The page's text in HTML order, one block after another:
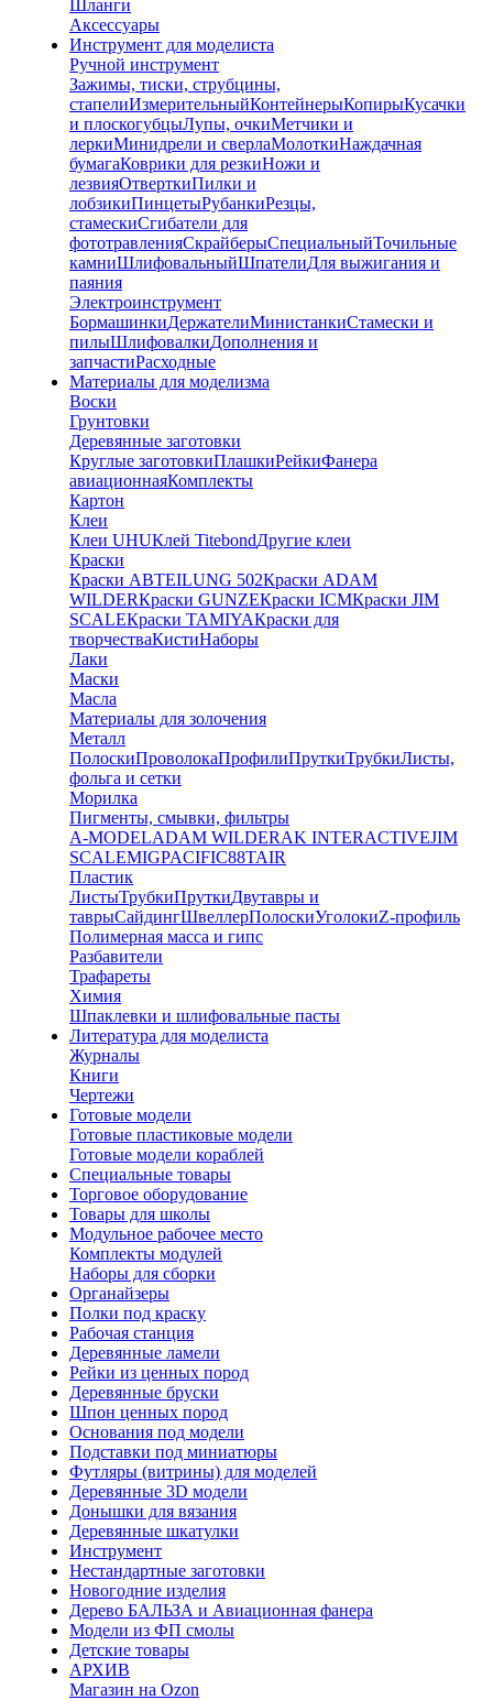
Шланги
Аксессуары
Инструмент для моделиста
Ручной инструмент
Зажимы, тиски, струбцины,
стапелиИзмерительныйКонтейнерыКопирыКусачки
и плоскогубцыЛупы, очкиМетчики и
леркиМинидрели и сверлаМолоткиНаждачная
бумагаКоврики для резкиНожи и
лезвияОтверткиПилки и
лобзикиПинцетыРубанкиРезцы,
стамескиСгибатели для
фототравленияСкрайберыСпециальныйТочильные
камниШлифовальныйШпателиДля выжигания и
паяния
Электроинструмент
БормашинкиДержателиМинистанкиСтамески и
пилыШлифовалкиДополнения и
запчастиРасходные
Материалы для моделизма
Воски
Грунтовки
Деревянные заготовки
Круглые заготовкиПлашкиРейкиФанера
авиационнаяКомплекты
Картон
Клеи
Клеи UHUКлей TitebondДругие клеи
Краски
Краски ABTEILUNG 502Краски ADAM
WILDERКраски GUNZEКраски ICMКраски JIM
SCALEКраски TAMIYAКраски для
творчестваКистиНаборы
Лаки
Маски
Масла
Материалы для золочения
Металл
ПолоскиПроволокаПрофилиПруткиТрубкиЛисты,
фольга и сетки
Морилка
Пигменты, смывки, фильтры
A-MODELADAM WILDERAK INTERACTIVEJIM
SCALEMIGPACIFIC88TAIR
Пластик
ЛистыТрубкиПруткиДвутавры и
таврыСайдингШвеллерПолоскиУголокиZ-профиль
Полимерная масса и гипс
Разбавители
Трафареты
Химия
Шпаклевки и шлифовальные пасты
Литература для моделиста
Журналы
Книги
Чертежи
Готовые модели
Готовые пластиковые модели
Готовые модели кораблей
Специальные товары
Торговое оборудование
Товары для школы
Модульное рабочее место
Комплекты модулей
Наборы для сборки
Органайзеры
Полки под краску
Рабочая станция
Деревянные ламели
Рейки из ценных пород
Деревянные бруски
Шпон ценных пород
Основания под модели
Подставки под миниатюры
Футляры (витрины) для моделей
Деревянные 3D модели
Донышки для вязания
Деревянные шкатулки
Инструмент
Нестандартные заготовки
Новогодние изделия
Дерево БАЛЬЗА и Авиационная фанера
Модели из ФП смолы
Детские товары
АРХИВ
Магазин на Ozon